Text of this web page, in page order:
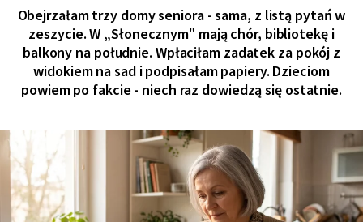
Obejrzałam trzy domy seniora - sama, z listą pytań w
zeszycie. W „Słonecznym" mają chór, bibliotekę i
balkony na południe. Wpłaciłam zadatek za pokój z
widokiem na sad i podpisałam papiery. Dzieciom
powiem po fakcie - niech raz dowiedzą się ostatnie.